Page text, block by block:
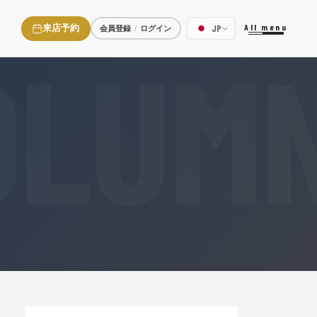
来店予約 会員登録 ログイン JP All menu